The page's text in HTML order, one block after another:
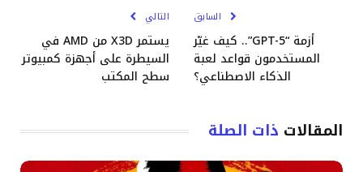
السابق
أزمة “GPT-5”.. كيف غيّر
المستخدمون قواعد لعبة
الذكاء الاصطناعي؟
التالي
يستمر X3D من AMD في
السيطرة على أجهزة كمبيوتر
سطح المكتب
المقالات ذات الصلة